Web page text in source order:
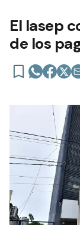
El Iasep
de los